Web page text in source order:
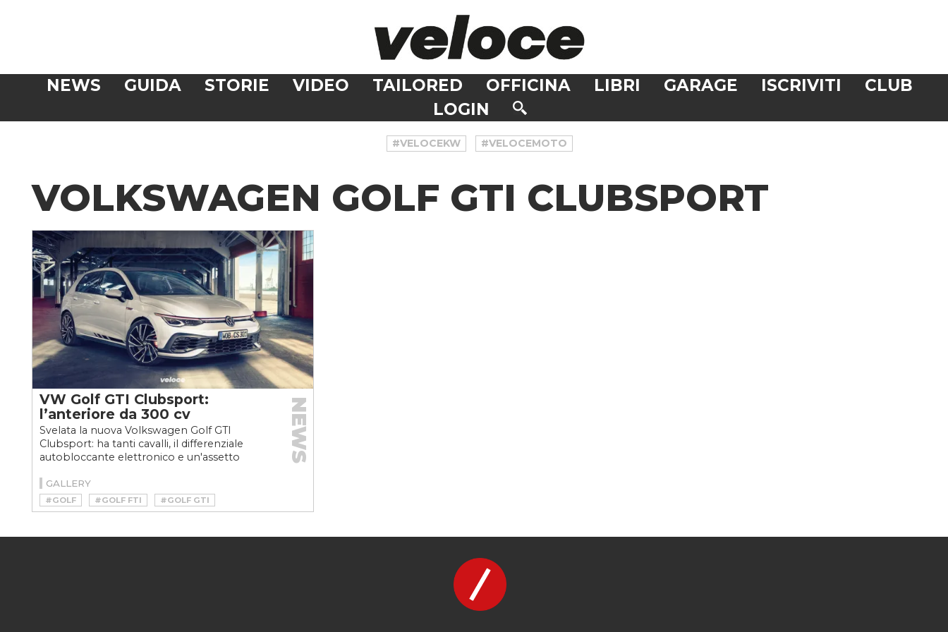
NEWS GUIDA STORIE VIDEO TAILORED OFFICINA LIBRI GARAGE ISCRIVITI
CLUB
LOGIN
#VELOCEKW #VELOCEMOTO
VOLKSWAGEN GOLF GTI CLUBSPORT
VW Golf GTI Clubsport:
l’anteriore da 300 cv
Svelata la nuova Volkswagen Golf GTI
Clubsport: ha tanti cavalli, il differenziale
autobloccante elettronico e un'assetto
NEWS
GALLERY
#GOLF #GOLF FTI
#GOLF GTI
#GOLF GTI CLUBSPORT
#HOTHATCH